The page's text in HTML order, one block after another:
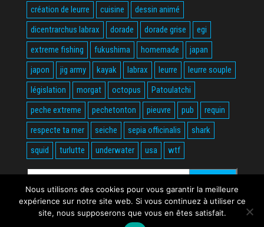
création de leurre
cuisine
dessin animé
dicentrarchus labrax
dorade dorade grise
egi
extreme fishing
fukushima homemade
japan
japon
jig army kayak labrax leurre
leurre souple
législation
morgat octopus
Patoulatchi
peche extreme
pechetonton pieuvre pub
requin
respecte ta mer
seiche sepia officinalis
shark
squid
turlutte underwater usa wtf
Rechercher :
Nous utilisons des cookies pour vous garantir la meilleure
expérience sur notre site web. Si vous continuez à utiliser ce
site, nous supposerons que vous en êtes satisfait.